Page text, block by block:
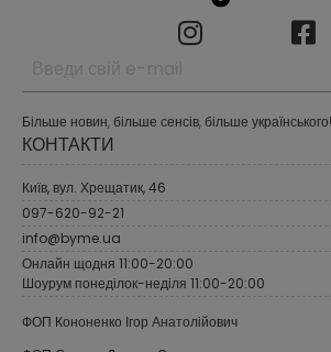
Більше новин, більше сенсів, більше українського!
КОНТАКТИ
Київ, вул. Хрещатик, 46
097-620-92-21
info@byme.ua
Онлайн щодня 11:00-20:00
Шоурум понеділок-неділя 11:00-20:00
ФОП Кононенко Ігор Анатолійович